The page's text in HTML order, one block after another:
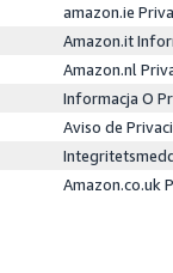
amazon.ie
Amazon.it
Amazon.nl
Informacja O
Aviso de
Amazon.co.uk